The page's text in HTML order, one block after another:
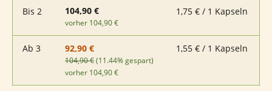
Bis 2 104,90 €
vorher 104,90 €
1,75 € / 1 Kapseln
Ab 3 92,90 €
104,90 €(11.44% gespart)
vorher 104,90 €
1,55 € / 1 Kapseln